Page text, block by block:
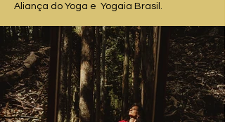
Aliança do Yoga e Yogaia Brasil.